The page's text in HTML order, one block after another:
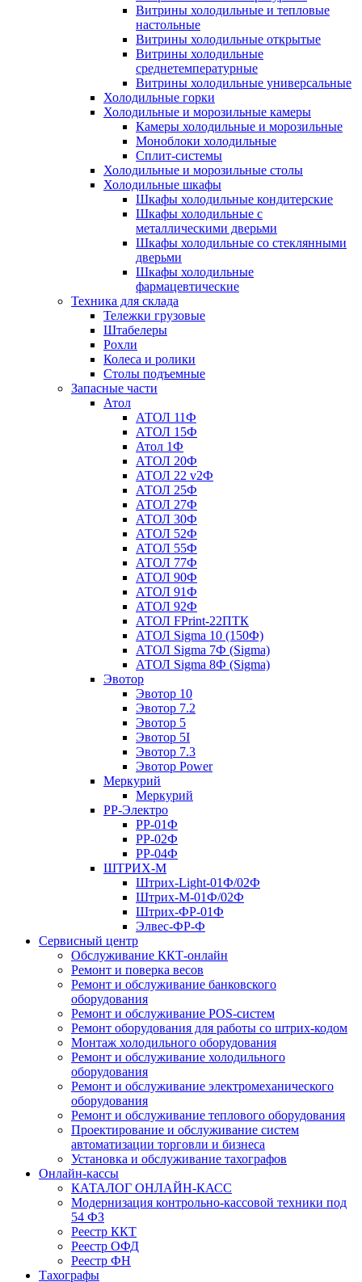
Витрины холодильные и тепловые
настольные
Витрины холодильные открытые
Витрины холодильные
среднетемпературные
Витрины холодильные универсальные
Холодильные горки
Холодильные и морозильные камеры
Камеры холодильные и морозильные
Моноблоки холодильные
Сплит-системы
Холодильные и морозильные столы
Холодильные шкафы
Шкафы холодильные кондитерские
Шкафы холодильные с
металлическими дверьми
Шкафы холодильные со стеклянными
дверьми
Шкафы холодильные
фармацевтические
Техника для склада
Тележки грузовые
Штабелеры
Рохли
Колеса и ролики
Столы подъемные
Запасные части
Атол
АТОЛ 11Ф
АТОЛ 15Ф
Атол 1Ф
АТОЛ 20Ф
АТОЛ 22 v2Ф
АТОЛ 25Ф
АТОЛ 27Ф
АТОЛ 30Ф
АТОЛ 52Ф
АТОЛ 55Ф
АТОЛ 77Ф
АТОЛ 90Ф
АТОЛ 91Ф
АТОЛ 92Ф
АТОЛ FPrint-22ПТК
АТОЛ Sigma 10 (150Ф)
АТОЛ Sigma 7Ф (Sigma)
АТОЛ Sigma 8Ф (Sigma)
Эвотор
Эвотор 10
Эвотор 7.2
Эвотор 5
Эвотор 5I
Эвотор 7.3
Эвотор Power
Меркурий
Меркурий
РР-Электро
РР-01Ф
РР-02Ф
РР-04Ф
ШТРИХ-М
Штрих-Light-01Ф/02Ф
Штрих-М-01Ф/02Ф
Штрих-ФР-01Ф
Элвес-ФР-Ф
Сервисный центр
Обслуживание ККТ-онлайн
Ремонт и поверка весов
Ремонт и обслуживание банковского
оборудования
Ремонт и обслуживание POS-систем
Ремонт оборудования для работы со штрих-кодом
Монтаж холодильного оборудования
Ремонт и обслуживание холодильного
оборудования
Ремонт и обслуживание электромеханического
оборудования
Ремонт и обслуживание теплового оборудования
Проектирование и обслуживание систем
автоматизации торговли и бизнеса
Установка и обслуживание тахографов
Онлайн-кассы
КАТАЛОГ ОНЛАЙН-КАСС
Модернизация контрольно-кассовой техники под
54 ФЗ
Реестр ККТ
Реестр ОФД
Реестр ФН
Тахографы